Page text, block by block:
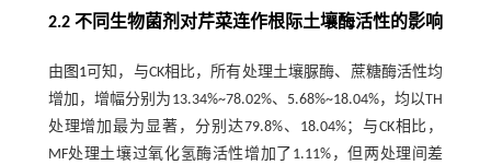
2.2 不同生物菌剂对芹菜连作根际土壤酶活性的影响
由 图1可知，与CK相比，所有处理土壤脲酶、蔗糖酶活性均
增加，增幅分别为13.34%~78.02%、5.68%~18.04%，均以TH
处理增加最为显著，分别达79.8%、18.04%；与CK相比，
MF处理土壤过氧化氢酶活性增加了1.11%，但两处理间差